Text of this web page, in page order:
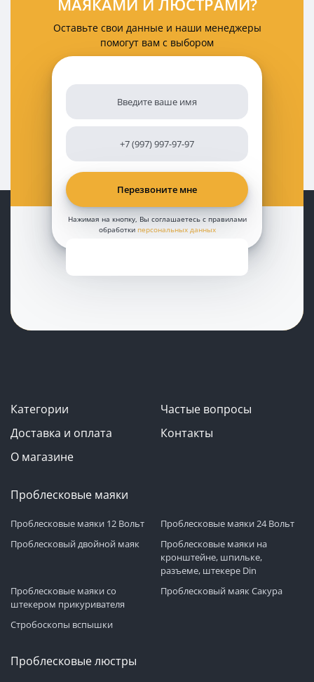
Оставьте свои данные и наши менеджеры
помогут вам с выбором
Нажимая на кнопку, Вы соглашаетесь с правилами
обработки персональных данных
Категории
Частые вопросы
Доставка и оплата
Контакты
О магазине
Проблесковые маяки
Проблесковые маяки 12 Вольт
Проблесковые маяки 24 Вольт
Проблесковый двойной маяк
Проблесковые маяки на
кронштейне, шпильке,
разъеме, штекере Din
Проблесковые маяки со
штекером прикуривателя
Проблесковый маяк Сакура
Стробоскопы вспышки
Проблесковые люстры